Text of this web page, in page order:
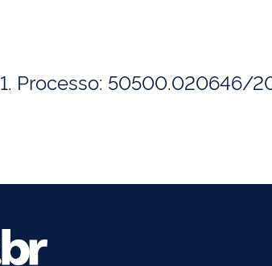
1. Processo: 50500.020646/